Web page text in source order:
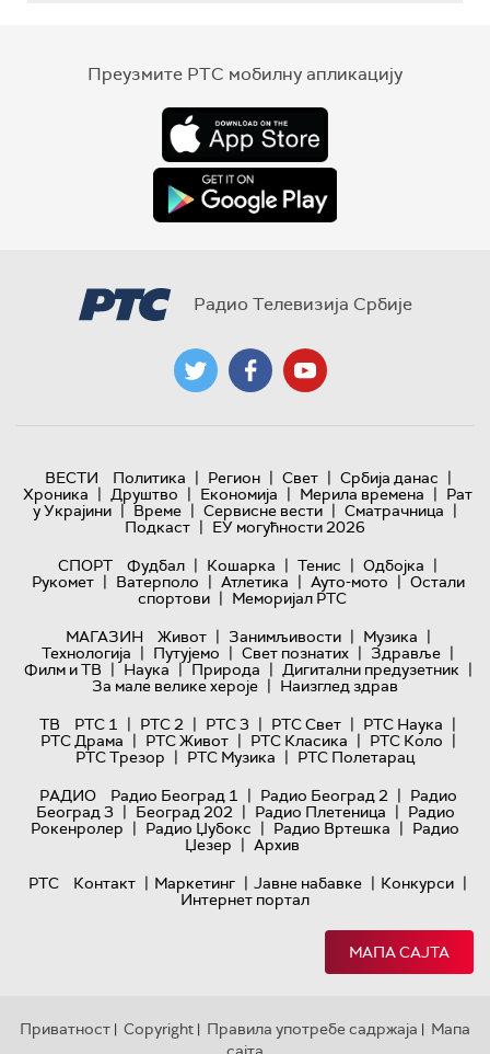
Преузмите РТС мобилну апликацију
Радио Телевизија Србије
ВЕСТИ Политика | Регион | Свет | Србија данас |
Хроника | Друштво | Економија | Мерила времена | Рат
у Украјини | Време | Сервисне вести | Сматрачница |
Подкаст | ЕУ могућности 2026
СПОРТ
Фудбал | Кошарка | Тенис | Одбојка |
Рукомет | Ватерполо | Атлетика | Ауто-мото | Остали
спортови | Меморијал РТС
МАГАЗИН
Живот | Занимљивости | Музика |
Технологијa | Путујемо | Свет познатих | Здравље |
Филм и ТВ | Наука | Природа | Дигитални предузетник |
За мале велике хероје | Наизглед здрав
ТВ
РТС 1 | РТС 2 | РТС 3 | РТС Свет | РТС Наука |
РТС Драма | РТС Живот | РТС Класика | РТС Коло |
РТС Трезор | РТС Музика | РТС Полетарац
РАДИО
Радио Београд 1 | Радио Београд 2 | Радио
Београд 3 | Београд 202 | Радио Плетеница | Радио
Рокенролер | Радио Џубокс | Радио Вртешка | Радио
Џезер | Архив
РТС
Контакт | Маркетинг | Јавне набавке | Конкурси |
Интернет портал
МАПА САЈТА
Приватност | Copyright | Правила употребе садржаја | Мапа